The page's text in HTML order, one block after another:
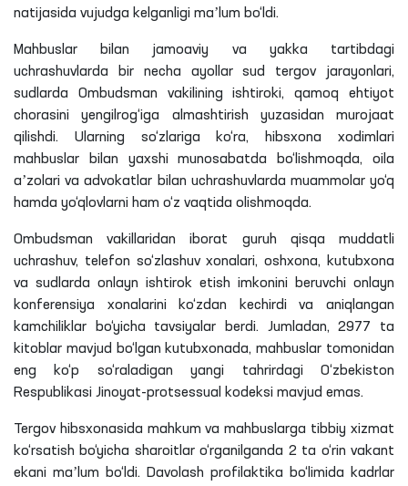
natijasida vujudga kelganligi maʼlum bo‘ldi.
Mahbuslar bilan jamoaviy va yakka tartibdagi
uchrashuvlarda bir necha ayollar sud tergov jarayonlari,
sudlarda Ombudsman vakilining ishtiroki, qamoq ehtiyot
chorasiniyengilrog‘iga almashtirish yuzasidan murojaat
qilishdi. Ularning so‘zlariga ko‘ra, hibsxona xodimlari
mahbuslar bilan yaxshi munosabatda bo‘lishmoqda, oila
aʼzolari va advokatlar bilan uchrashuvlarda muammolar yo‘q
hamda yo‘qlovlarni ham o‘z vaqtida olishmoqda.
Ombudsman vakillaridan iborat guruh qisqa muddatli
uchrashuv, telefon so‘zlashuv xonalari, oshxona, kutubxona
va sudlarda onlayn ishtirok etish imkonini beruvchi onlayn
konferensiya xonalarini ko‘zdan kechirdi va aniqlangan
kamchiliklar bo‘yicha tavsiyalar berdi. Jumladan, 2977 ta
kitoblar mavjud bo‘lgan kutubxonada, mahbuslar tomonidan
eng ko‘p so‘raladigan yangi tahrirdagi O‘zbekiston
Respublikasi Jinoyat-protsessual kodeksi mavjud emas.
Tergov hibsxonasida mahkum va mahbuslarga tibbiy xizmat
ko‘rsatish bo‘yicha sharoitlar o‘rganilganda 2 ta o‘rin vakant
ekani maʼlum bo‘ldi. Davolash profilaktika bo‘limida kadrlar